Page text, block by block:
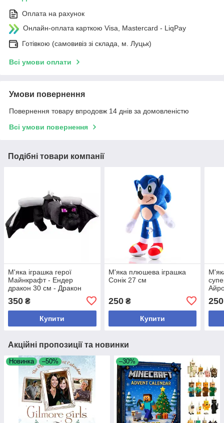
Оплата на рахунок
Онлайн-оплата карткою Visa, Mastercard - LiqPay
Готівкою (самовивіз зі склада, м. Луцьк)
Всі умови оплати
Умови повернення
Повернення товару впродовж 14 днів за домовленістю
Всі умови повернення
Подібні товари компанії
М'яка іграшка герої
Майнкрафт - Ендер
дракон 30 см - Дракон
350 ₴
Купити
М'яка плюшева іграшка
Сонік 27 см
250₴
Купити
250
Акційні пропозиції та новинки
Новинка –50% –30%